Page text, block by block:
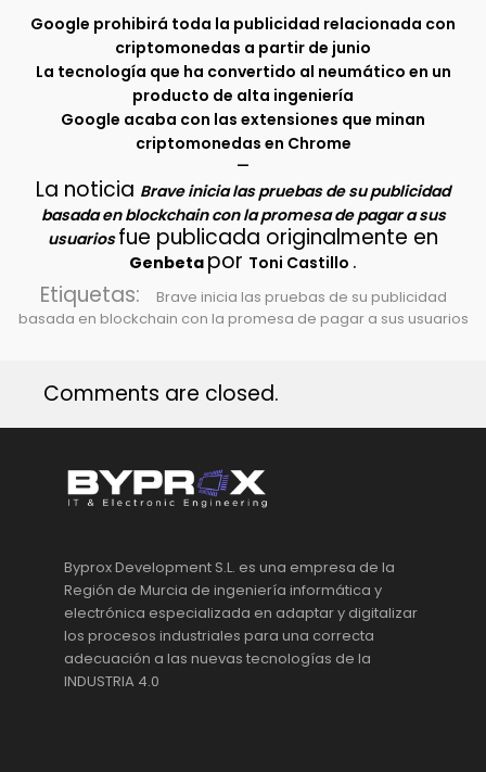
Google prohibirá toda la publicidad relacionada con
criptomonedas a partir de junio
La tecnología que ha convertido al neumático en un
producto de alta ingeniería
Google acaba con las extensiones que minan
criptomonedas en Chrome
–
La noticia Brave inicia las pruebas de su publicidad
basada en blockchain con la promesa de pagar a sus
usuariosfue publicada originalmente en
Genbeta por Toni Castillo .
Etiquetas:
Brave inicia las pruebas de su publicidad
basada en blockchain con la promesa de pagar a sus usuarios
Comments are closed.
Byprox Development S.L. es una empresa de la
Región de Murcia de ingeniería informática y
electrónica especializada en adaptar y digitalizar
los procesos industriales para una correcta
adecuación a las nuevas tecnologías de la
INDUSTRIA 4.0